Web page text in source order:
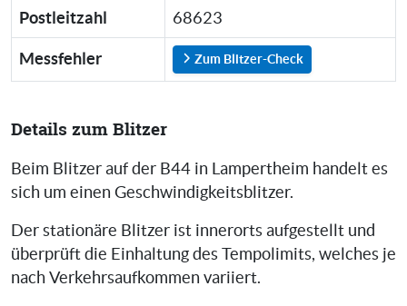
Postleitzahl 68623
Messfehler Zum Blitzer-Check
Details zum Blitzer
Beim Blitzer auf der B44 in Lampertheim handelt es
sich um einen Geschwindigkeitsblitzer.
Der stationäre Blitzer ist innerorts aufgestellt und
überprüft die Einhaltung des Tempolimits, welches je
nach Verkehrsaufkommen variiert.